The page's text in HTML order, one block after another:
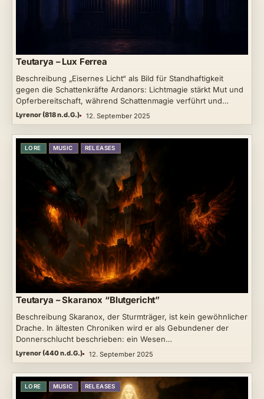
Teutarya – Lux Ferrea
Beschreibung „Eisernes Licht“ als Bild für Standhaftigkeit
gegen die Schattenkräfte Ardanors: Lichtmagie stärkt Mut und
Opferbereitschaft, während Schattenmagie verführt und…
Lyrenor (818 n.d.G.) 12. September 2025
LORE MUSIC RELEASES
Teutarya – Skaranox “Blutgericht”
Beschreibung Skaranox, der Sturmträger, ist kein gewöhnlicher
Drache. In ältesten Chroniken wird er als Gebundener der
Donnerschlucht beschrieben: ein Wesen…
Lyrenor (440 n.d.G.) 12. September 2025
LORE MUSIC RELEASES